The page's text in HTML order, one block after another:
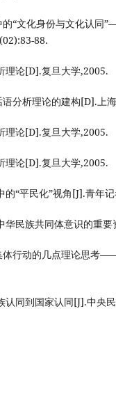
“文化身份与文化认同
88.
理论[D].复旦大学,2005.
分析理论的建构[D].上
理论[D].复旦大学,2005.
理论[D].复旦大学,2005.
的“平民化”视角[J].青年
华民族共同体意识的重
体行动的几点理论思考
认同到国家认同[J].中央